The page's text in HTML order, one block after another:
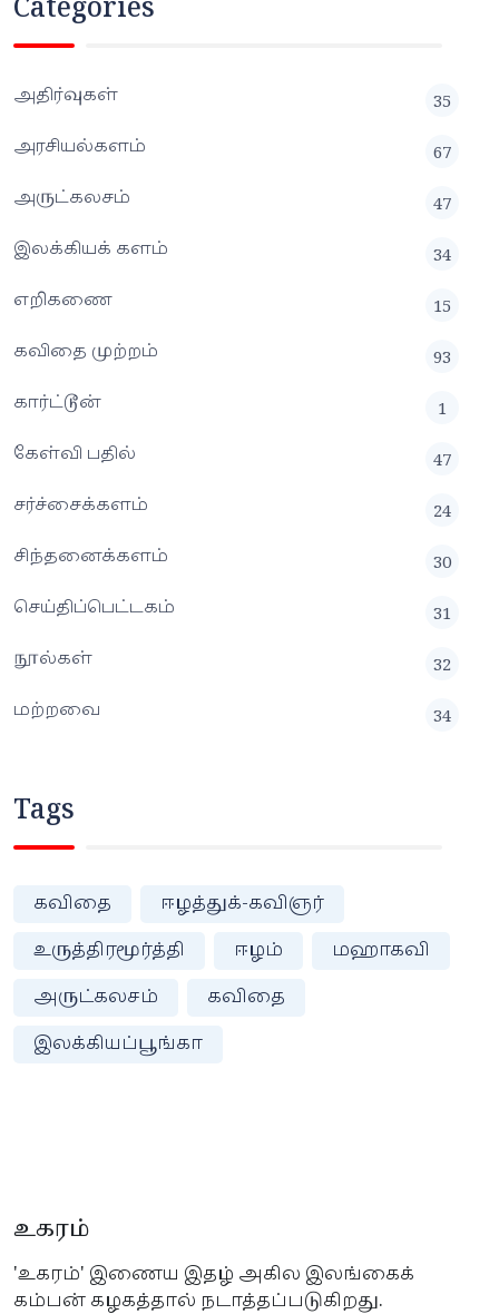
Categories
அதிர்வுகள்
35
அரசியல்களம்
67
அருட்கலசம்
47
இலக்கியக் களம்
34
எறிகணை
15
கவிதை முற்றம்
93
கார்ட்டூன்
1
கேள்வி பதில்
47
சர்ச்சைக்களம்
24
சிந்தனைக்களம்
30
செய்திப்பெட்டகம்
31
நூல்கள்
32
மற்றவை
34
Tags
கவிதை
ஈழத்துக்-கவிஞர்
உருத்திரமூர்த்தி
ஈழம்
மஹாகவி
அருட்கலசம்
கவிதை
இலக்கியப்பூங்கா
உகரம்
'உகரம்' இணைய இதழ் அகில இலங்கைக்
கம்பன் கழகத்தால் நடாத்தப்படுகிறது.